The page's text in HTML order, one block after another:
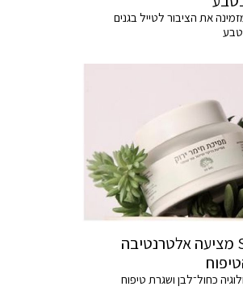
את הציבור לטייל בגנים
חברת Sealaria מציעה אלטרנטיבה
כחול־לבן ושגרת טיפוח